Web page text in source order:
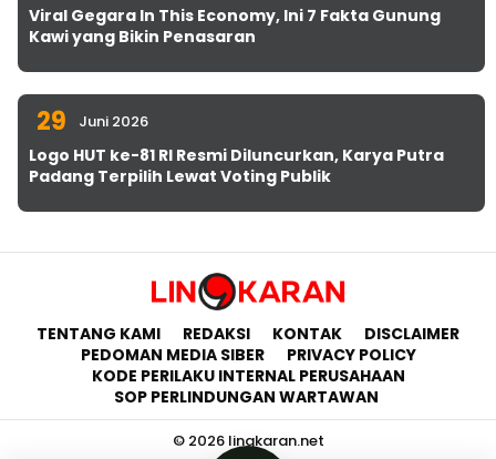
Viral Gegara In This Economy, Ini 7 Fakta Gunung
Kawi yang Bikin Penasaran
29 Juni 2026
Logo HUT ke-81 RI Resmi Diluncurkan, Karya Putra
Padang Terpilih Lewat Voting Publik
TENTANG KAMI REDAKSI KONTAK
DISCLAIMER
PEDOMAN MEDIA SIBER
PRIVACY POLICY
KODE PERILAKU INTERNAL PERUSAHAAN
SOP PERLINDUNGAN WARTAWAN
© 2026 lingkaran.net